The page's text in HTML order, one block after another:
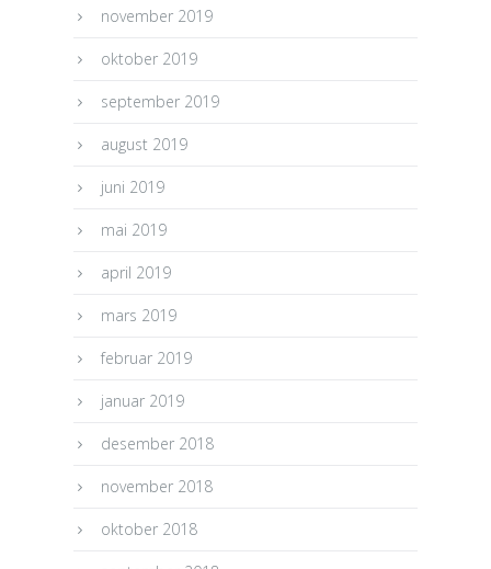
november 2019
oktober 2019
september 2019
august 2019
juni 2019
mai 2019
april 2019
mars 2019
februar 2019
januar 2019
desember 2018
november 2018
oktober 2018